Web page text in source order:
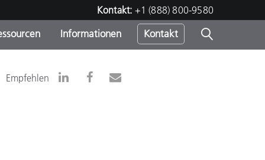
Kontakt: +1 (888) 800-9580
Informationen Kontakt
Empfehlen